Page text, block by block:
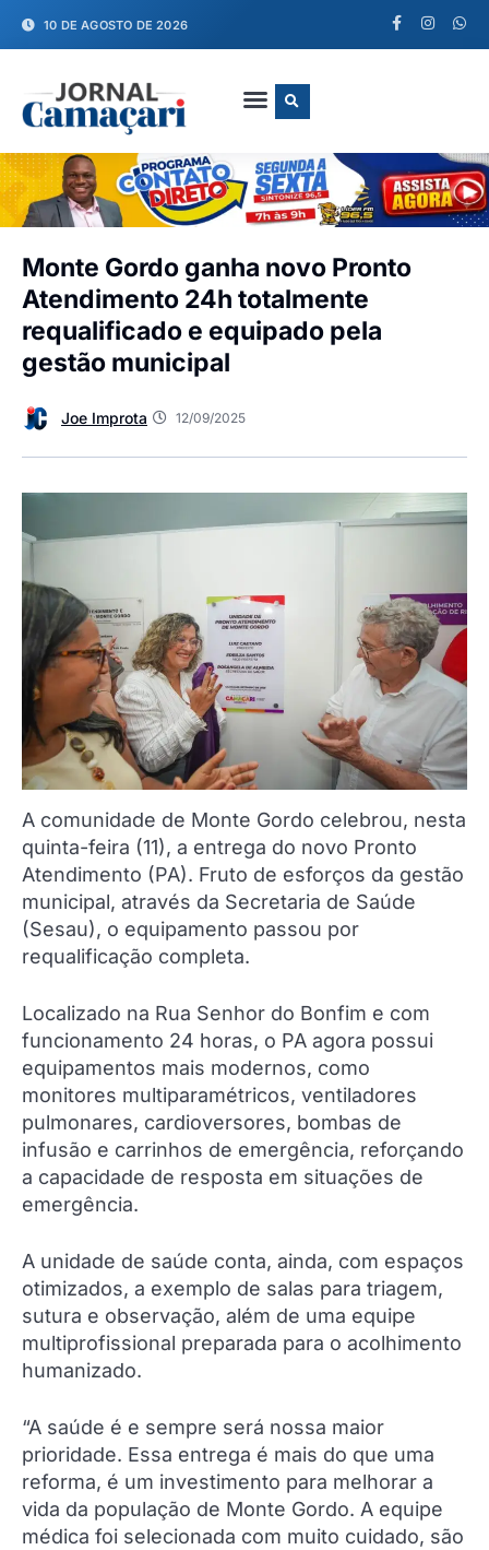
10 DE AGOSTO DE 2026
Monte Gordo ganha novo Pronto
Atendimento 24h totalmente
requalificado e equipado pela
gestão municipal
Joe Improta 12/09/2025
A comunidade de Monte Gordo celebrou, nesta
quinta-feira (11), a entrega do novo Pronto
Atendimento (PA). Fruto de esforços da gestão
municipal, através da Secretaria de Saúde
(Sesau), o equipamento passou por
requalificação completa.
Localizado na Rua Senhor do Bonfim e com
funcionamento 24 horas, o PA agora possui
equipamentos mais modernos, como
monitores multiparamétricos, ventiladores
pulmonares, cardioversores, bombas de
infusão e carrinhos de emergência, reforçando
a capacidade de resposta em situações de
emergência.
A unidade de saúde conta, ainda, com espaços
otimizados, a exemplo de salas para triagem,
sutura e observação, além de uma equipe
multiprofissional preparada para o acolhimento
humanizado.
“A saúde é e sempre será nossa maior
prioridade. Essa entrega é mais do que uma
reforma, é um investimento para melhorar a
vida da população de Monte Gordo. A equipe
médica foi selecionada com muito cuidado, são